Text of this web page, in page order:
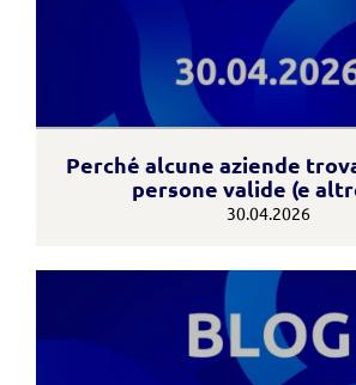
Perché alcune aziende
persone valide (e
30.04.2026